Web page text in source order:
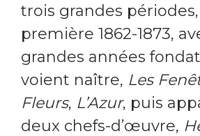
trois grandes périodes,
première 1862-1873,
grandes années
voient naître, Les
Fleurs, L’Azur, puis
deux chefs-d’œuvre,